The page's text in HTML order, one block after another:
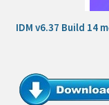
IDM v6.37 Build 14